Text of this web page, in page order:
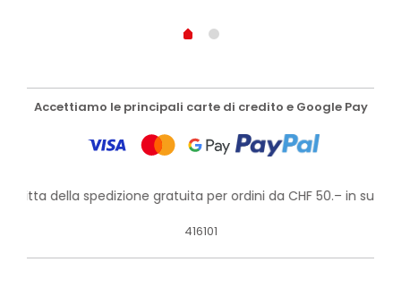
Accettiamo le principali carte di credito e Google Pay
della spedizione gratuita per ordini da CHF 50.– in su!
416101